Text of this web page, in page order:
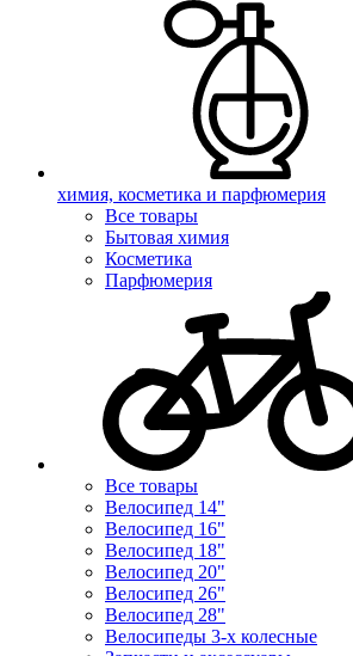
химия, косметика и парфюмерия
Все товары
Бытовая химия
Косметика
Парфюмерия
Все товары
Велосипед 14"
Велосипед 16"
Велосипед 18"
Велосипед 20"
Велосипед 26"
Велосипед 28"
Велосипеды 3-х колесные